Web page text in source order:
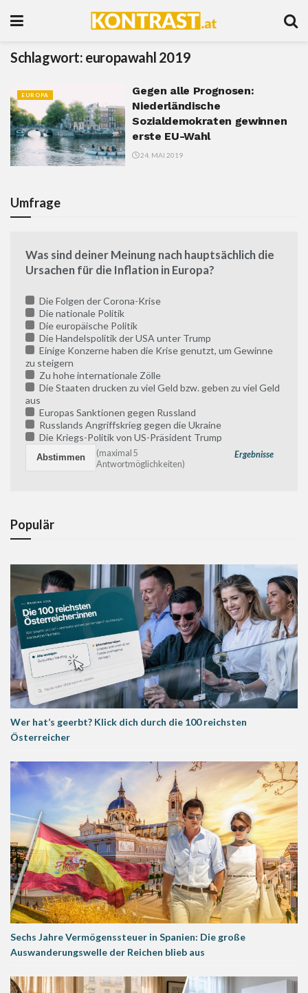
Schlagwort: europawahl 2019
EUROPA
Gegen alle Prognosen:
Niederländische
Sozialdemokraten gewinnen
erste EU-Wahl
24. MAI 2019
Umfrage
Was sind deiner Meinung nach hauptsächlich die
Ursachen für die Inflation in Europa?
Die Folgen der Corona-Krise
Die nationale Politik
Die europäische Politik
Die Handelspolitik der USA unter Trump
Einige Konzerne haben die Krise genutzt, um Gewinne
zu steigern
Zu hohe internationale Zölle
Die Staaten drucken zu viel Geld bzw. geben zu viel Geld
aus
Europas Sanktionen gegen Russland
Russlands Angriffskrieg gegen die Ukraine
Die Kriegs-Politik von US-Präsident Trump
Ergebnisse
(maximal 5
Antwortmöglichkeiten)
Populär
Wer hat’s geerbt? Klick dich durch die 100 reichsten
Österreicher
Sechs Jahre Vermögenssteuer in Spanien: Die große
Auswanderungswelle der Reichen blieb aus